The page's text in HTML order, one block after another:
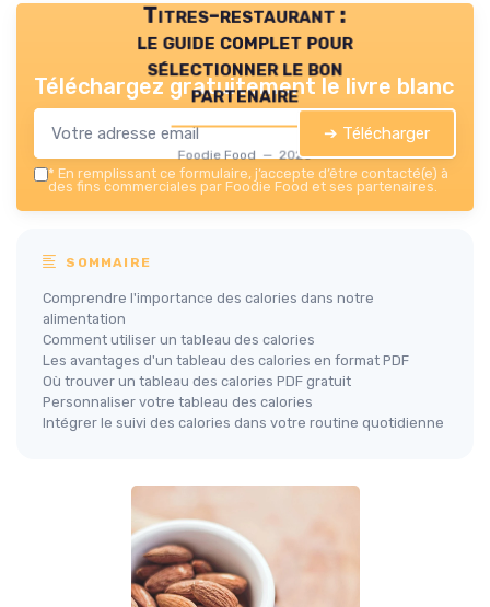
Titres-restaurant :
le guide complet pour
sélectionner le bon
partenaire
Foodie Food — 2026
Téléchargez gratuitement le livre blanc
➔ Télécharger
* En remplissant ce formulaire, j’accepte d’être contacté(e) à
des fins commerciales par Foodie Food et ses partenaires.
SOMMAIRE
Comprendre l'importance des calories dans notre
alimentation
Comment utiliser un tableau des calories
Les avantages d'un tableau des calories en format PDF
Où trouver un tableau des calories PDF gratuit
Personnaliser votre tableau des calories
Intégrer le suivi des calories dans votre routine quotidienne